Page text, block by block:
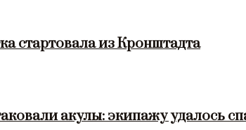
стартовала из Кронштадта
акулы: экипажу удалось